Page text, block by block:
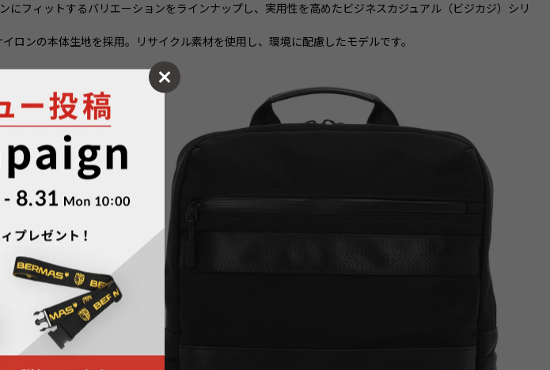
にフィットするバリエーションをラインナップし、実用性を高めたビジネスカジュアル（ビジカジ）シリ
ロンの本体生地を採用。リサイクル素材を使用し、環境に配慮したモデルです。